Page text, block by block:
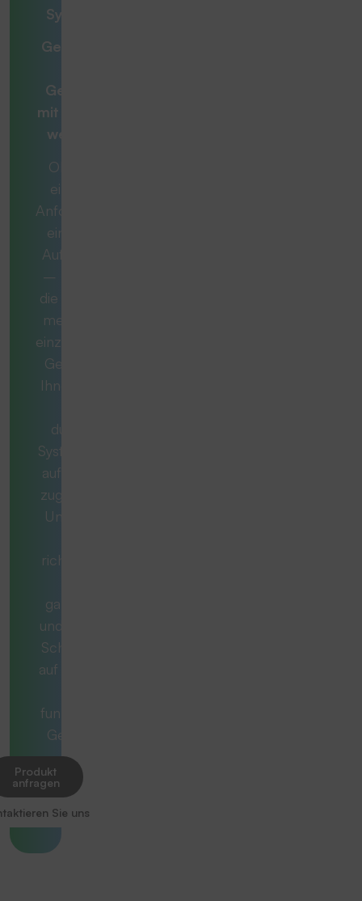
Systemlösung
Gemeinsam zur
Gesamtlösung
mit
weiterdenken
Ob es sich um
eine konkrete
Anforderung oder
eine komplexe
Aufgabe handelt
– manchmal ist
die ideale Lösung
mehr als nur ein
einzelnes Produkt.
Gemeinsam mit
Ihnen entwickeln
durchdachtes
System, das exakt
auf Ihren Bedarf
zugeschnitten ist.
Unsere Berater
richtigen Fragen,
ganzheitlich mit
und begleiten Sie
Schritt für Schritt
auf dem Weg zur
funktionierenden
Gesamtlösung.
Produkt
anfragen
Sie uns